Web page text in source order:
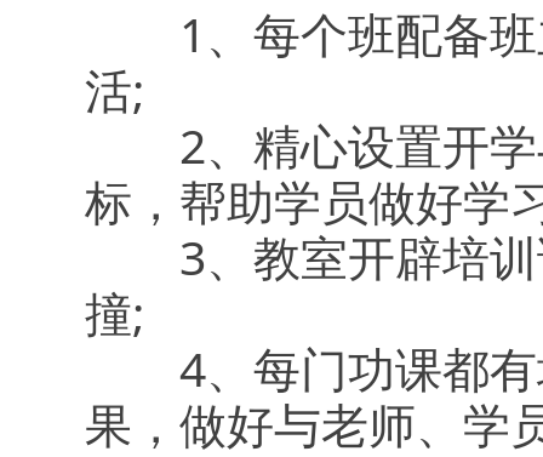
1、每个班配备班
活;
2、精心设置开学
标，帮助学员做好学
3、教室开辟培训
撞;
4、每门功课都有
果，做好与老师、学